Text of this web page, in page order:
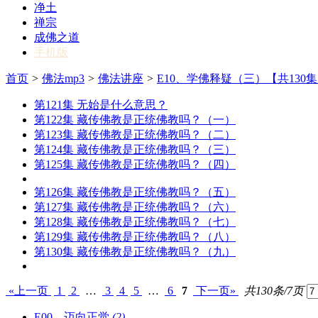
净土
禅宗
成佛之道
手机版
首页 > 佛法mp3 > 佛法讲座 > E10、学佛释疑（三）【共130
第121集 无始是什么意思？
第122集 藏传佛教是正统佛教吗？（一）
第123集 藏传佛教是正统佛教吗？（二）
第124集 藏传佛教是正统佛教吗？（三）
第125集 藏传佛教是正统佛教吗？（四）
第126集 藏传佛教是正统佛教吗？（五）
第127集 藏传佛教是正统佛教吗？（六）
第128集 藏传佛教是正统佛教吗？（七）
第129集 藏传佛教是正统佛教吗？（八）
第130集 藏传佛教是正统佛教吗？（九）
«上一页 1 2 … 3 4 5 … 6 7 下一页» 共130条/7页